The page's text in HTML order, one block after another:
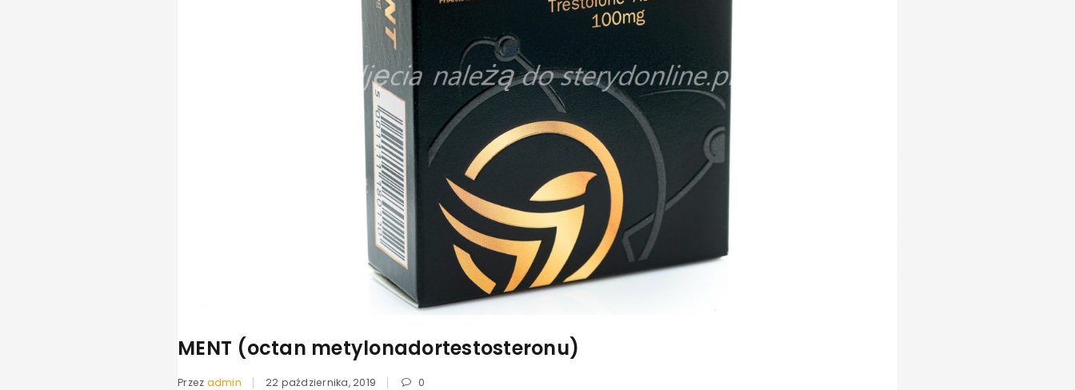
MENT (octan metylonadortestosteronu)
Przez admin 22 października, 2019 0